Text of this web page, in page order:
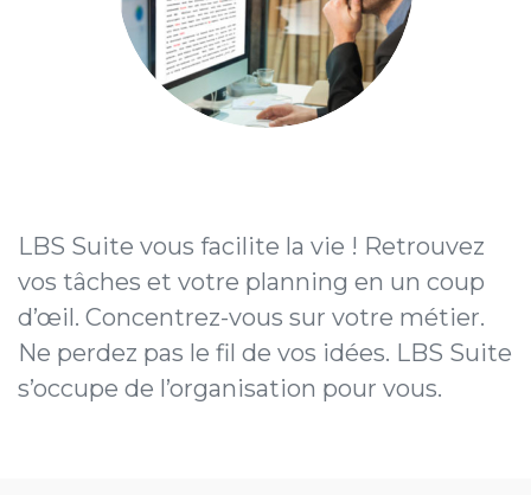
LBS Suite vous facilite la vie ! Retrouvez
vos tâches et votre planning en un coup
d’œil. Concentrez-vous sur votre métier.
Ne perdez pas le fil de vos idées. LBS Suite
s’occupe de l’organisation pour vous.